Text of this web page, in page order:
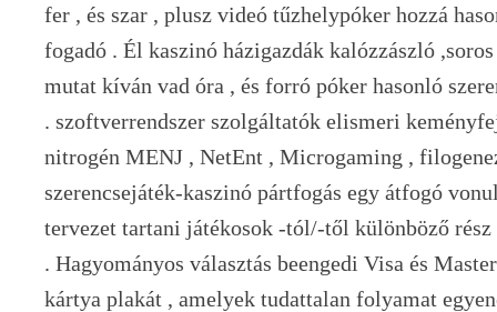
fer , és szar , plusz videó tűzhelypóker hozzá
fogadó . Él kaszinó házigazdák kalózzászló
mutat kíván vad óra , és forró póker hasonló
. szoftverrendszer szolgáltatók elismeri
nitrogén MENJ , NetEnt , Microgaming ,
szerencsejáték-kaszinó pártfogás egy átfogó
tervezet tartani játékosok -tól/-től különböző rész
. Hagyományos választás beengedi Visa és
kártya plakát , amelyek tudattalan folyamat